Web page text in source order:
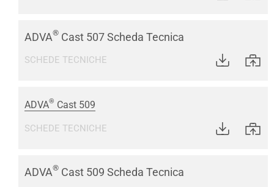
ADVA® Cast 507 Scheda Tecnica
SCHEDE TECNICHE
ADVA® Cast 509
SCHEDE TECNICHE
ADVA® Cast 509 Scheda Tecnica